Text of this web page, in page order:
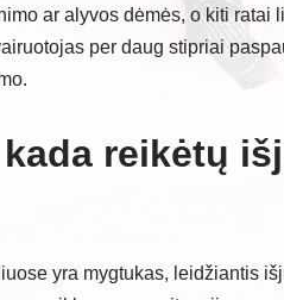
ar alyvos dėmės, o kiti ratai
per daug stipriai
reikėtų
yra mygtukas, leidžiantis